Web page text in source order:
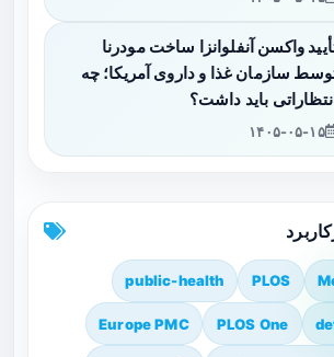
واکسن آنفلوانزا ساخت مودرنا
سازمان غذا و داروی آمریکا؛ چه
انتظاراتی باید داشت؟
۱۴۰۵-۰۵-۱۵
PLOS
public-health
PLOS One
Europe PMC